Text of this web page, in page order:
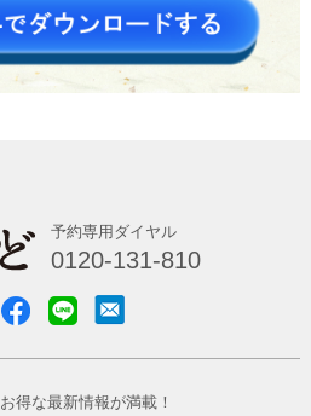
予約専用ダイヤル
0120-131-810
お得な最新情報が満載！